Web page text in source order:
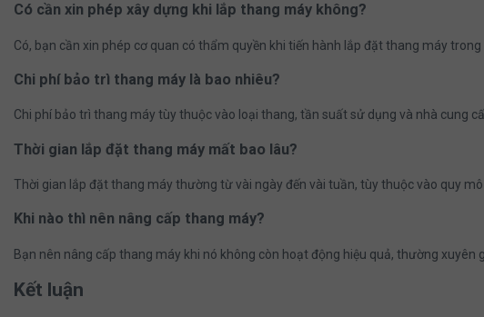
Có cần xin phép xây dựng khi lắp thang máy không?
Có, bạn cần xin phép cơ quan có thẩm quyền khi tiến hành lắp đặt thang máy trong
Chi phí bảo trì thang máy là bao nhiêu?
Chi phí bảo trì thang máy tùy thuộc vào loại thang, tần suất sử dụng và nhà cung
Thời gian lắp đặt thang máy mất bao lâu?
Thời gian lắp đặt thang máy thường từ vài ngày đến vài tuần, tùy thuộc vào quy
Khi nào thì nên nâng cấp thang máy?
Bạn nên nâng cấp thang máy khi nó không còn hoạt động hiệu quả, thường xuyên
Kết luận